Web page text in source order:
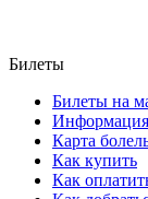
Билеты
Билеты на
Информация
Карта
Как купить
Как